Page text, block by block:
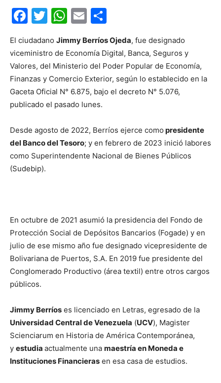
Facebook
Twitter
WhatsApp
Email
El ciudadano Jimmy Berríos Ojeda, fue designado
viceministro de Economía Digital, Banca, Seguros y
Valores, del Ministerio del Poder Popular de Economía,
Finanzas y Comercio Exterior, según lo establecido en la
Gaceta Oficial N° 6.875, bajo el decreto N° 5.076,
publicado el pasado lunes.
Desde agosto de 2022, Berríos ejerce como presidente
del Banco del Tesoro; y en febrero de 2023 inició labores
como Superintendente Nacional de Bienes Públicos
(Sudebip).
En octubre de 2021 asumió la presidencia del Fondo de
Protección Social de Depósitos Bancarios (Fogade) y en
julio de ese mismo año fue designado vicepresidente de
Bolivariana de Puertos, S.A. En 2019 fue presidente del
Conglomerado Productivo (área textil) entre otros cargos
públicos.
Jimmy Berríos es licenciado en Letras, egresado de la
Universidad Central de Venezuela (UCV), Magister
Scienciarum en Historia de América Contemporánea,
y estudia actualmente una maestría en Moneda e
Instituciones Financieras en esa casa de estudios.